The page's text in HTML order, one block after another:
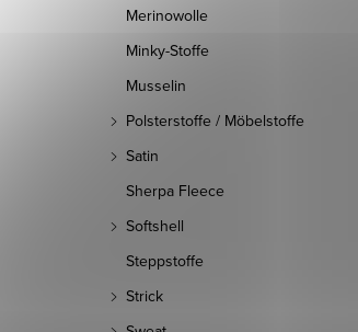
Merinowolle
Minky-Stoffe
Musselin
Polsterstoffe / Möbelstoffe
Satin
Sherpa Fleece
Softshell
Steppstoffe
Strick